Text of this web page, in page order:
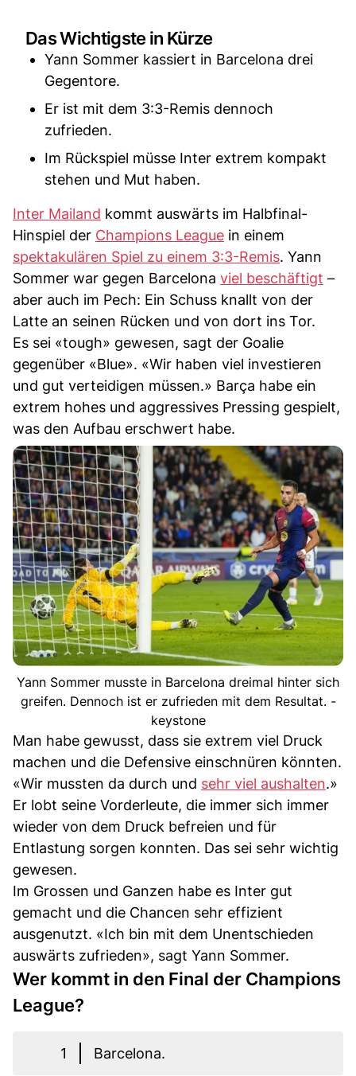
Das Wichtigste in Kürze
Yann Sommer kassiert in Barcelona drei
Gegentore.
Er ist mit dem 3:3-Remis dennoch
zufrieden.
Im Rückspiel müsse Inter extrem kompakt
stehen und Mut haben.
Inter Mailand kommt auswärts im Halbfinal-
Hinspiel der Champions League in einem
spektakulären Spiel zu einem 3:3-Remis. Yann
Sommer war gegen Barcelona viel beschäftigt –
aber auch im Pech: Ein Schuss knallt von der
Latte an seinen Rücken und von dort ins Tor.
Es sei «tough» gewesen, sagt der Goalie
gegenüber «Blue». «Wir haben viel investieren
und gut verteidigen müssen.» Barça habe ein
extrem hohes und aggressives Pressing gespielt,
was den Aufbau erschwert habe.
Yann Sommer musste in Barcelona dreimal hinter sich
greifen. Dennoch ist er zufrieden mit dem Resultat. -
keystone
Man habe gewusst, dass sie extrem viel Druck
machen und die Defensive einschnüren könnten.
«Wir mussten da durch und sehr viel aushalten.»
Er lobt seine Vorderleute, die immer sich immer
wieder von dem Druck befreien und für
Entlastung sorgen konnten. Das sei sehr wichtig
gewesen.
Im Grossen und Ganzen habe es Inter gut
gemacht und die Chancen sehr effizient
ausgenutzt. «Ich bin mit dem Unentschieden
auswärts zufrieden», sagt Yann Sommer.
Wer kommt in den Final der Champions
League?
1 Barcelona.